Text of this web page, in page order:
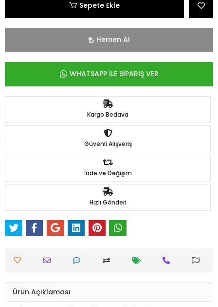
Sepete Ekle
Hemen Al
WHATSAPP İLE SİPARİŞ VER
Kargo Bedava
Güvenli Alışveriş
İade ve Değişim
Hızlı Gönderi
Ürün Açıklaması